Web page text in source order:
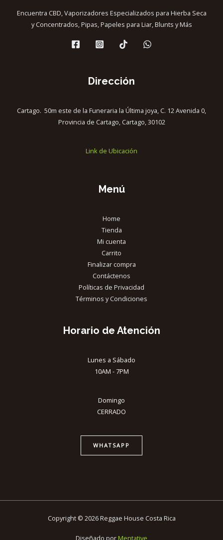
Encuentra CBD, Vaporizadores Especializados para Hierba Seca
y Concentrados, Pipas, Papeles para Liar, Blunts y Más
Dirección
Cartago. 50m este de la Funeraria la Última joya, C. 12 Avenida 0,
Provincia de Cartago, Cartago, 30102
Link de Ubicación
Menú
Home
Tienda
Mi cuenta
Carrito
Finalizar compra
Contáctenos
Políticas de Privacidad
Términos y Condiciones
Horario de Atención
Lunes a Sábado
10AM - 7PM
Domingo
CERRADO
WHATSAPP
Copyright © 2026 Reggae House Costa Rica
Diseñado por Mentative